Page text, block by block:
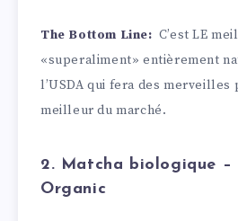
The Bottom Line: C’est LE
«superaliment» entièrement
l’USDA qui fera des merveilles
meilleur du marché.
2. Matcha biologique –
Organic